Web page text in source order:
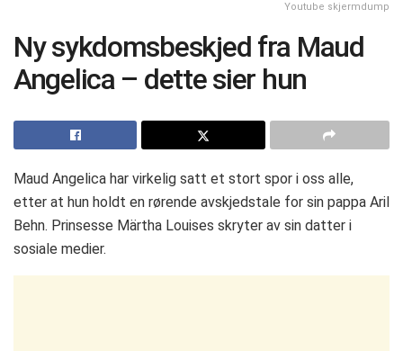
Youtube skjermdump
Ny sykdomsbeskjed fra Maud
Angelica – dette sier hun
Maud Angelica har virkelig satt et stort spor i oss alle,
etter at hun holdt en rørende avskjedstale for sin pappa Aril
Behn. Prinsesse Märtha Louises skryter av sin datter i
sosiale medier.